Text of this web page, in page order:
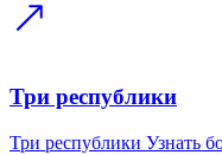
Три республики
Три республики Узнать